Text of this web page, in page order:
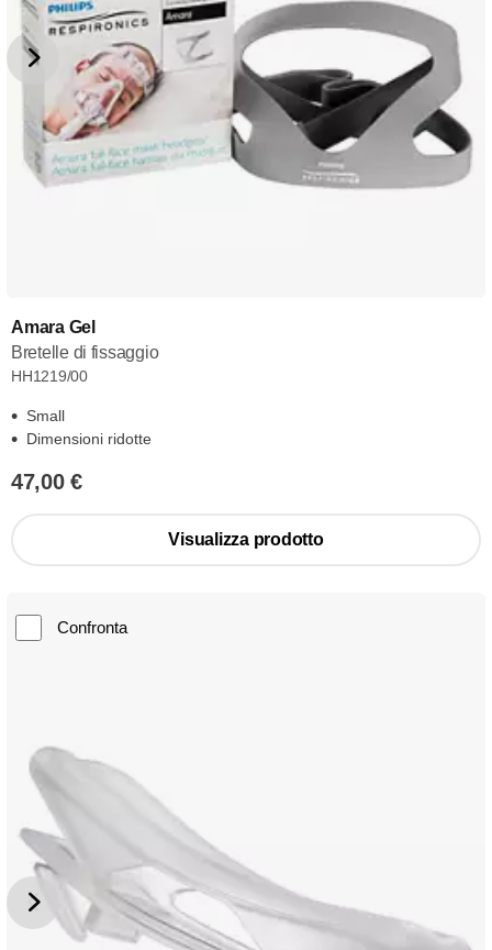
Amara Gel
Bretelle di fissaggio
HH1219/00
Small
Dimensioni ridotte
47,00 €
Visualizza prodotto
Confronta